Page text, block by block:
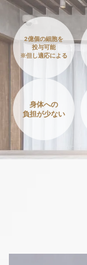
2億個の細胞を
投与可能
※但し適応による
身体への
負担が少ない